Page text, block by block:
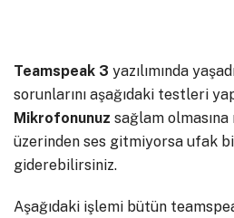
Teamspeak 3 yazılımında
sorunlarını aşağıdaki testleri
Mikrofonunuz sağlam olmasına
üzerinden ses gitmiyorsa ufak
giderebilirsiniz.
Aşağıdaki işlemi bütün